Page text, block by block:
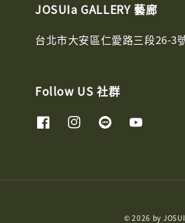
JOSUIa GALLERY 藝廊
台北市大安區仁愛路三段26-3
Follow US 社群
© 2026 by